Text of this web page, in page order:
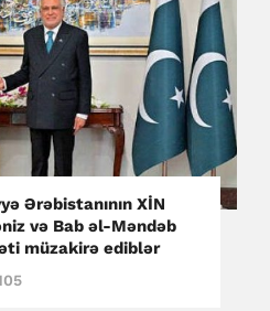
Ərəbistanının XİN
və Bab əl-Məndəb
müzakirə ediblər